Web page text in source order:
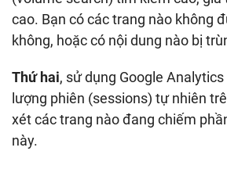
cao. Bạn có các trang nào không
không, hoặc có nội dung nào bị
Thứ hai, sử dụng Google
lượng phiên (sessions) tự nhiên
xét các trang nào đang chiếm
này.